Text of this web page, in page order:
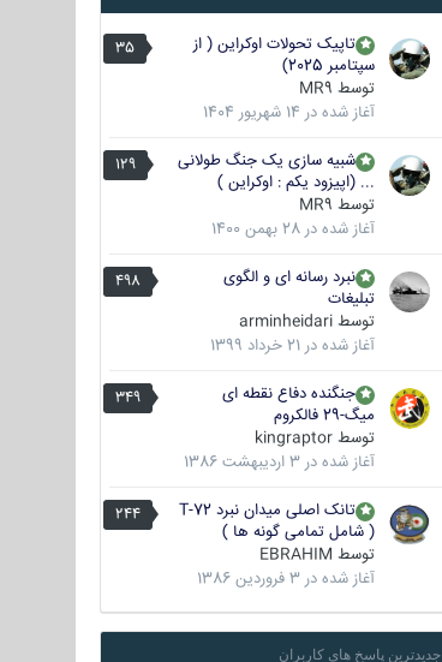
35
تاپیک تحولات اوکراین ( از
سپتامبر 2025)
توسط MR9
آغاز شده در 14 شهریور 1404
129
شبیه سازی یک جنگ طولانی
... (اپیزود یکم : اوکراین )
توسط MR9
آغاز شده در 28 بهمن 1400
498
نبرد رسانه ای و الگوی
تبلیغات
توسط arminheidari
آغاز شده در 21 خرداد 1399
349
جنگنده دفاع نقطه ای
میگ-29 فالکروم
توسط kingraptor
آغاز شده در 3 اردیبهشت 1386
244
تانک اصلی میدان نبرد T-72
( شامل تمامی گونه ها )
توسط EBRAHIM
آغاز شده در 3 فروردین 1386
جدیدترین پاسخ های کاربران